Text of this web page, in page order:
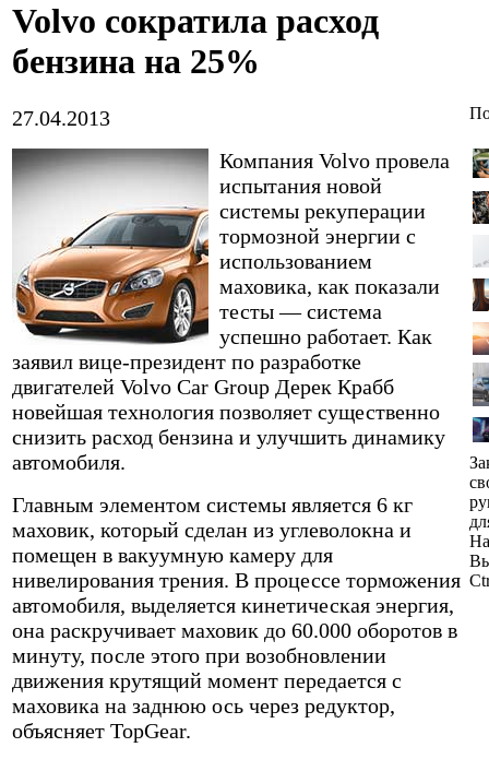
Volvo сократила расход
бензина на 25%
27.04.2013
Компания Volvo провела
испытания новой
системы рекуперации
тормозной энергии с
использованием
маховика, как показали
тесты — система
успешно работает. Как
заявил вице-президент по разработке
двигателей Volvo Car Group Дерек Крабб
новейшая технология позволяет существенно
снизить расход бензина и улучшить динамику
автомобиля.
Главным элементом системы является 6 кг
маховик, который сделан из углеволокна и
помещен в вакуумную камеру для
нивелирования трения. В процессе торможения
автомобиля, выделяется кинетическая энергия,
она раскручивает маховик до 60.000 оборотов в
минуту, после этого при возобновлении
движения крутящий момент передается с
маховика на заднюю ось через редуктор,
объясняет TopGear.